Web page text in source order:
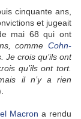
cinquante ans,
et jugeait
mai 68 qui ont
commeCohn-
Je crois qu’ils ont
qu’ils ont tort.
il n’y a rien
Macron a rendu